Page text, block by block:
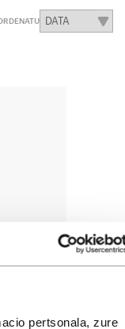
pertsonala, zure